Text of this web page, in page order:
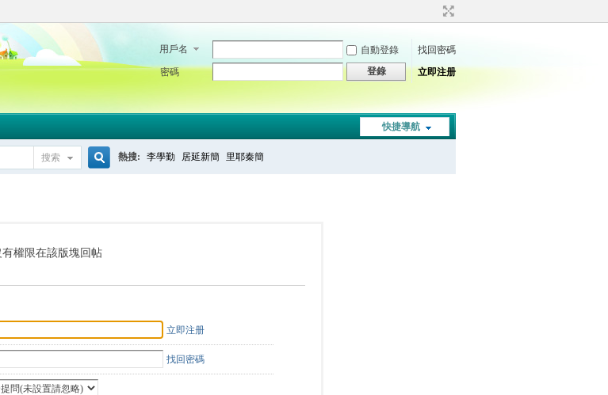
用戶名 自動登錄
找回密碼
密碼
登錄 立即注册
快捷導航
搜索
索
熱搜: 李學勤 居延新簡 里耶秦簡
權限在該版塊回帖
立即注册
找回密碼